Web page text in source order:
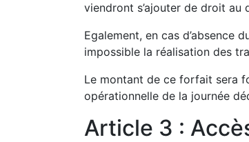
viendront s’ajouter de droit au
Egalement, en cas d’absence
impossible la réalisation des
Le montant de ce forfait sera
opérationnelle de la journée
Article 3 :